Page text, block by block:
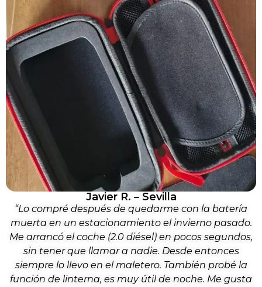
Javier R. – Sevilla
“Lo compré después de quedarme con la batería
muerta en un estacionamiento el invierno pasado.
Me arrancó el coche (2.0 diésel) en pocos segundos,
sin tener que llamar a nadie. Desde entonces
siempre lo llevo en el maletero. También probé la
función de linterna, es muy útil de noche. Me gusta